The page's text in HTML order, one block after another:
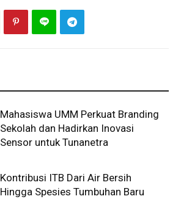
Mahasiswa UMM Perkuat Branding
Sekolah dan Hadirkan Inovasi
Sensor untuk Tunanetra
Kontribusi ITB Dari Air Bersih
Hingga Spesies Tumbuhan Baru